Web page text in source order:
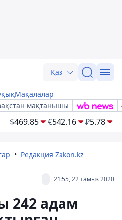
Қаз
Мақалалар
мақтанышы
$469.85 €542.16 ₽5.78
Редакция Zakon.kz
21:55, 22 тамыз 2020
242 адам